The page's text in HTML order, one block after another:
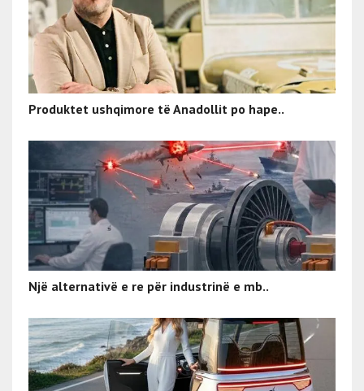
Produktet ushqimore të Anadollit po hape..
Një alternativë e re për industrinë e mb..